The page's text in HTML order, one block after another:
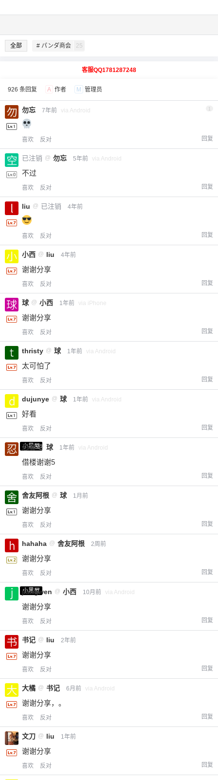
全部 # パンダ商会 25
客服QQ1781287248
926 条回复 A 作者 M 管理员
勿忘 7年前 via Android 1
喜欢 反对 回复
已注销 @ 勿忘 5年前 via Android
不过
喜欢 反对 回复
liu @ 已注销 4年前
喜欢 反对 回复
小西 @ liu 4年前
谢谢分享
喜欢 反对 回复
球 @ 小西 1年前 via iPhone
谢谢分享
喜欢 反对 回复
thristy @ 球 1年前 via Android
太可怕了
喜欢 反对 回复
dujunye @ 球 1年前 via Android
好看
喜欢 反对 回复
小黑屋
忍者 @ 球 1年前 via Android
借楼谢谢5
喜欢 反对 回复
舍友阿根 @ 球 1月前
谢谢分享
喜欢 反对 回复
hahaha @ 舍友阿根 2周前
谢谢分享
喜欢 反对 回复
小黑屋
jiangwen @ 小西 10月前 via Android
谢谢分享
喜欢 反对 回复
书记 @ liu 2年前
谢谢分享
喜欢 反对 回复
大橘 @ 书记 6月前 via Android
谢谢分享，。
喜欢 反对 回复
文刀 @ liu 1年前
谢谢分享
喜欢 反对 回复